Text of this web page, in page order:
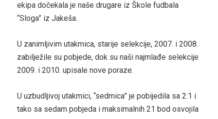
ekipa dočekala je naše drugare iz Škole fudbala
“Sloga” iz Jakeša.
U zanimljivim utakmica, starije selekcije, 2007. i 2008.
zabilježile su pobjede, dok su naši najmlađe selekcije
2009. i 2010. upisale nove poraze.
U uzbudljivoj utakmici, “sedmica” je pobijedila sa 2:1 i
tako sa sedam pobjeda i maksimalnih 21 bod osvojila